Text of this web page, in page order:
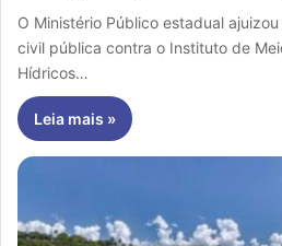
O Ministério Público estadual
civil pública contra o Instituto de
Hídricos…
Leia mais »